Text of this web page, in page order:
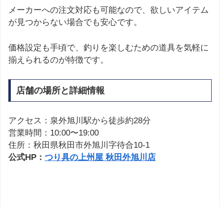
メーカーへの注文対応も可能なので、欲しいアイテム
が見つからない場合でも安心です。
価格設定も手頃で、釣りを楽しむための道具を気軽に
揃えられるのが特徴です。
店舗の場所と詳細情報
アクセス：泉外旭川駅から徒歩約28分
営業時間：10:00〜19:00
住所：秋田県秋田市外旭川字待合10-1
公式HP： つり具の上州屋 秋田外旭川店